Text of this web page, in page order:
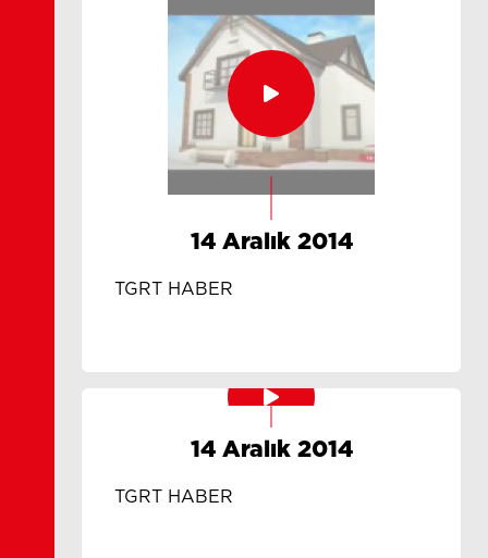
14 Aralık 2014
TGRT HABER
14 Aralık 2014
TGRT HABER